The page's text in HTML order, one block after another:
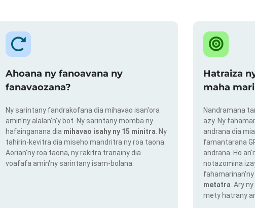
Ahoana ny fanoavana ny
fanavaozana?
Ny sarintany fandrakofana dia mihavao isan'ora
amin'ny alalan'n'y bot. Ny sarintany momba ny
hafainganana dia mihavao isahy ny 15 minitra . Ny
tahirin-kevitra dia miseho mandritra ny roa taona.
Aorian'ny roa taona, ny rakitra tranainy dia
voafafa amin'ny sarintany isam-bolana.
Hatraiza
maha
Nandramana
azy. Ny
andrana dia
famantarana
andrana. Ho
notazomina
metatra . Ary
mety hatrany